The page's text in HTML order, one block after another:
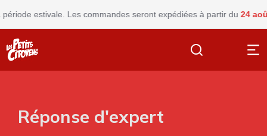
Les commandes seront expédiées à partir du 24 août
Réponse d'expert